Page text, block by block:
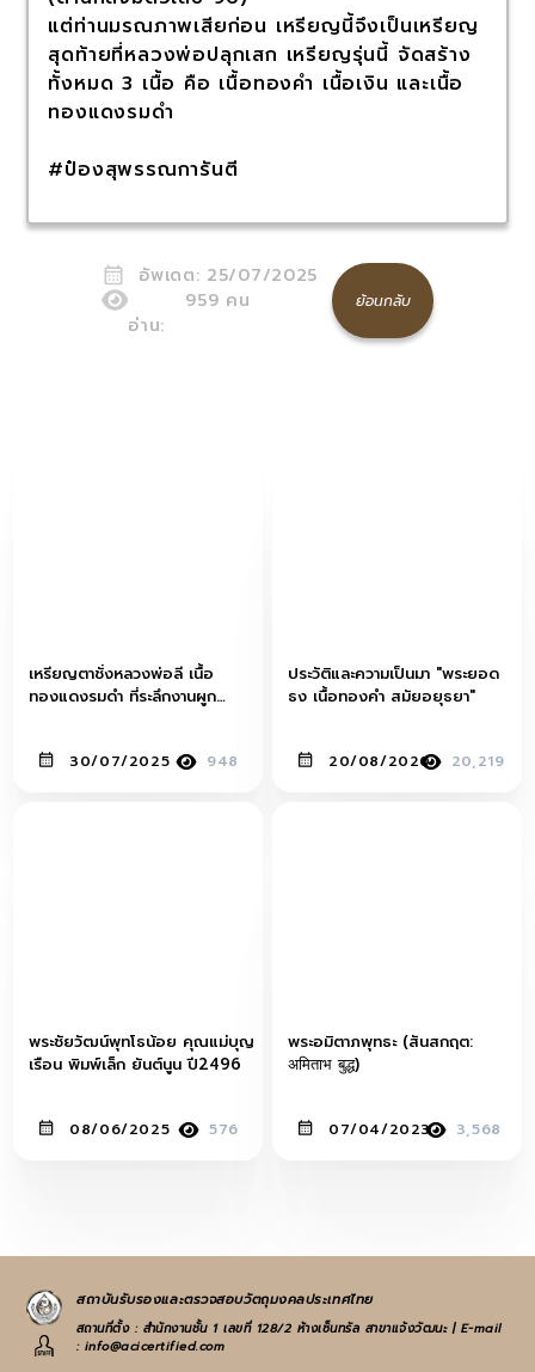
แต่ท่านมรณภาพเสียก่อน เหรียญนี้จึงเป็นเหรียญ
สุดท้ายที่หลวงพ่อปลุกเสก เหรียญรุ่นนี้ จัดสร้าง
ทั้งหมด 3 เนื้อ คือ เนื้อทองคำ เนื้อเงิน และเนื้อ
ทองแดงรมดำ
#ป๋องสุพรรณการันตี
อัพเดต: 25/07/2025
อ่าน:
959 คน ย้อนกลับ
เหรียญตาชั่งหลวงพ่อลี เนื้อ
ทองแดงรมดำ ที่ระลึกงานผูก
30/07/2025 948
ประวัติและความเป็นมา "พระยอด
ธง เนื้อทองคำ สมัยอยุธยา"
20/08/2020 20,219
พระชัยวัฒน์พุทโธน้อย คุณแม่บุญ
เรือน พิมพ์เล็ก ยันต์นูน ปี2496
08/06/2025 576
พระอมิตาภพุทธะ (สันสกฤต:
अमिताभ बुद्ध)
07/04/2023 3,568
สถาบันรับรองและตรวจสอบวัตถุมงคลประเทศไทย
สถานที่ตั้ง : สำนักงานชั้น 1 เลขที่ 128/2 ห้างเซ็นทรัล สาขาแจ้งวัฒนะ | E-mail
: info@acicertified.com